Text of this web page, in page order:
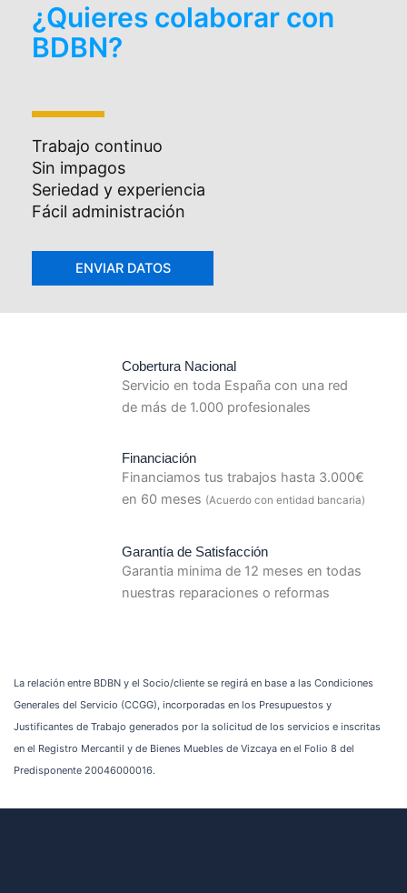
¿Quieres colaborar con
BDBN?
Trabajo continuo
Sin impagos
Seriedad y experiencia
Fácil administración
Cobertura Nacional
Servicio en toda España con una red
de más de 1.000 profesionales
Financiación
Financiamos tus trabajos hasta 3.000€
en 60 meses (Acuerdo con entidad bancaria)
Garantía de Satisfacción
Garantia minima de 12 meses en todas
nuestras reparaciones o reformas
La relación entre BDBN y el Socio/cliente se regirá en base a las Condiciones
Generales del Servicio (CCGG), incorporadas en los Presupuestos y
Justificantes de Trabajo generados por la solicitud de los servicios e inscritas
en el Registro Mercantil y de Bienes Muebles de Vizcaya en el Folio 8 del
Predisponente 20046000016.